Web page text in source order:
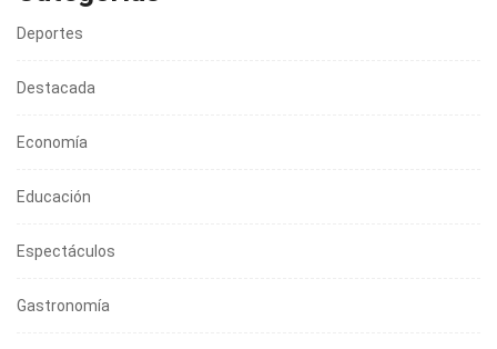
Deportes
Destacada
Economía
Educación
Espectáculos
Gastronomía